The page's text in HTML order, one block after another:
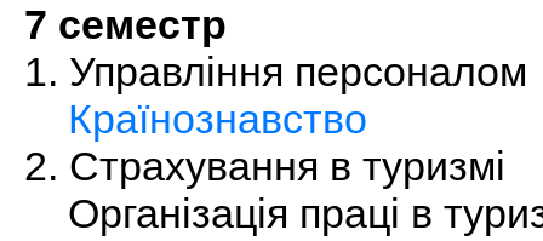
7 семестр
1. Управління персоналом
Країнознавство
2. Страхування в туризмі
Організація праці в